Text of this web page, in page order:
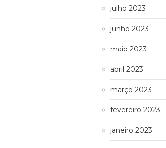
julho 2023
junho 2023
maio 2023
abril 2023
março 2023
fevereiro 2023
janeiro 2023